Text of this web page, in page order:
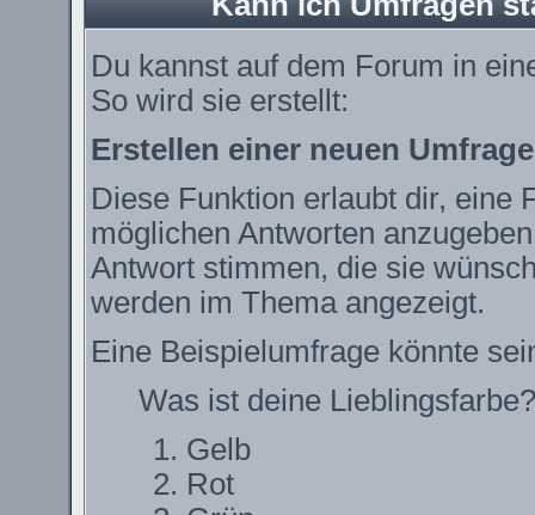
Du kannst auf dem Forum in
So wird sie erstellt:
Erstellen einer neuen Umfrage
Diese Funktion erlaubt dir, eine
möglichen Antworten
Antwort stimmen, die sie
werden im Thema angezeigt.
Eine Beispielumfrage könnte
Was ist deine Lieblingsfarbe?
Gelb
Rot